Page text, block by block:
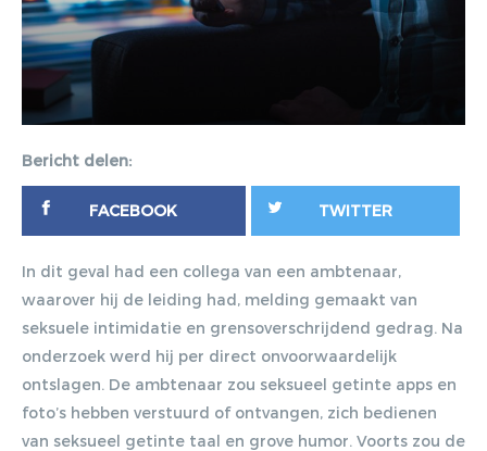
Bericht delen:
FACEBOOK TWITTER
In dit geval had een collega van een ambtenaar,
waarover hij de leiding had, melding gemaakt van
seksuele intimidatie en grensoverschrijdend gedrag. Na
onderzoek werd hij per direct onvoorwaardelijk
ontslagen. De ambtenaar zou seksueel getinte apps en
foto’s hebben verstuurd of ontvangen, zich bedienen
van seksueel getinte taal en grove humor. Voorts zou de
Gratis E-
magazine
ontvangen
consectetur adipiscing elit. Nulla in
vestibulum massa. Fusce eu lacinia
erat, quis ultricies ex. Cras placerat
suscip.